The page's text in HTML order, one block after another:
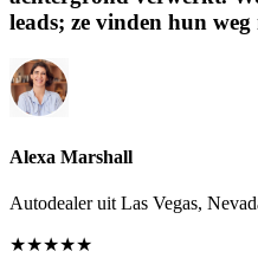
leads; ze vinden hun
Alexa Marshall
Autodealer uit Las Vegas,
★★★★★